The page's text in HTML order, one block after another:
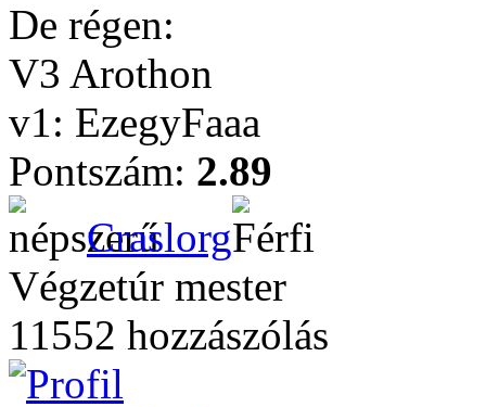
De régen:
V3 Arothon
v1: EzegyFaaa
Pontszám: 2.89
Craslorg
Végzetúr mester
11552 hozzászólás